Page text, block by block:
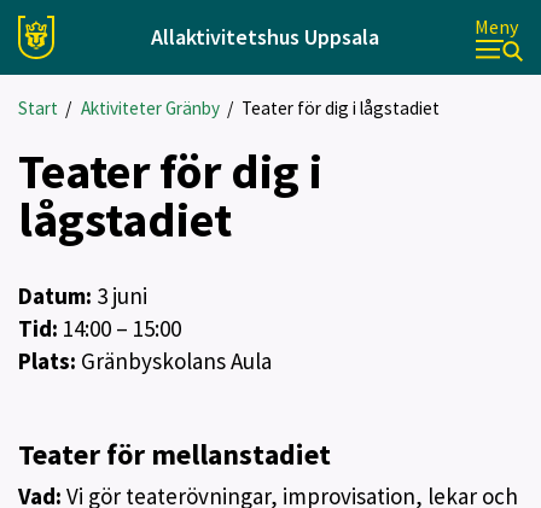
Allaktivitetshus Uppsala Meny
Start / Aktiviteter Gränby/ Teater för dig i lågstadiet
Teater för dig i
lågstadiet
Datum: 3 juni
Tid: 14:00 – 15:00
Plats: Gränbyskolans Aula
Teater för mellanstadiet
Vad: Vi gör teaterövningar, improvisation, lekar och